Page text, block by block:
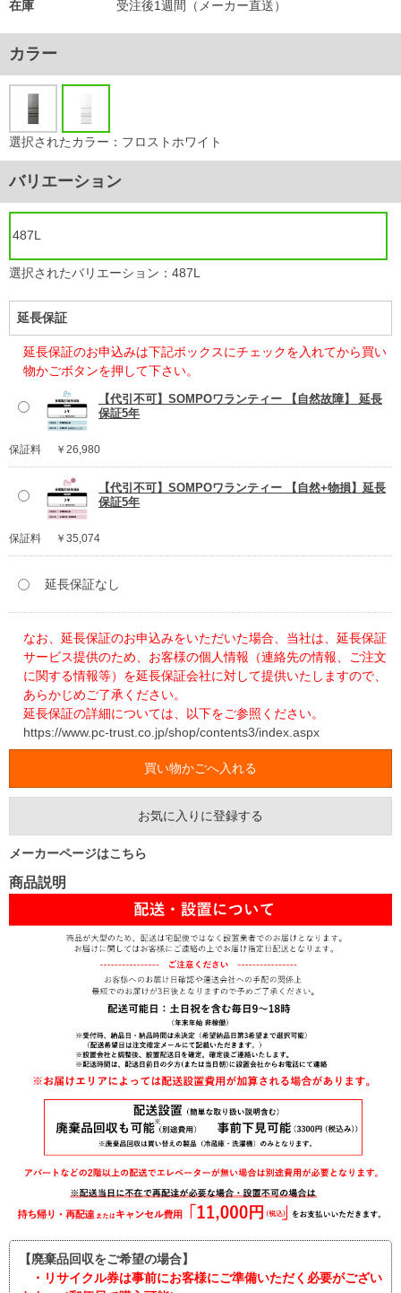
在庫
受注後1週間（メーカー直送）
カラー
選択されたカラー：フロストホワイト
バリエーション
487L
選択されたバリエーション：487L
延長保証
延長保証のお申込みは下記ボックスにチェックを入れてから買い
物かごボタンを押して下さい。
【代引不可】SOMPOワランティー 【自然故障】 延長
保証5年
保証料 ￥26,980
【代引不可】SOMPOワランティー 【自然+物損】延長
保証5年
保証料 ￥35,074
延長保証なし
なお、延長保証のお申込みをいただいた場合、当社は、延長保証
サービス提供のため、お客様の個人情報（連絡先の情報、ご注文
に関する情報等）を延長保証会社に対して提供いたしますので、
あらかじめご了承ください。
延長保証の詳細については、以下をご参照ください。
https://www.pc-trust.co.jp/shop/contents3/index.aspx
お気に入りに登録する
メーカーページはこちら
商品説明
【廃棄品回収をご希望の場合】
・リサイクル券は事前にお客様にご準備いただく必要がござい